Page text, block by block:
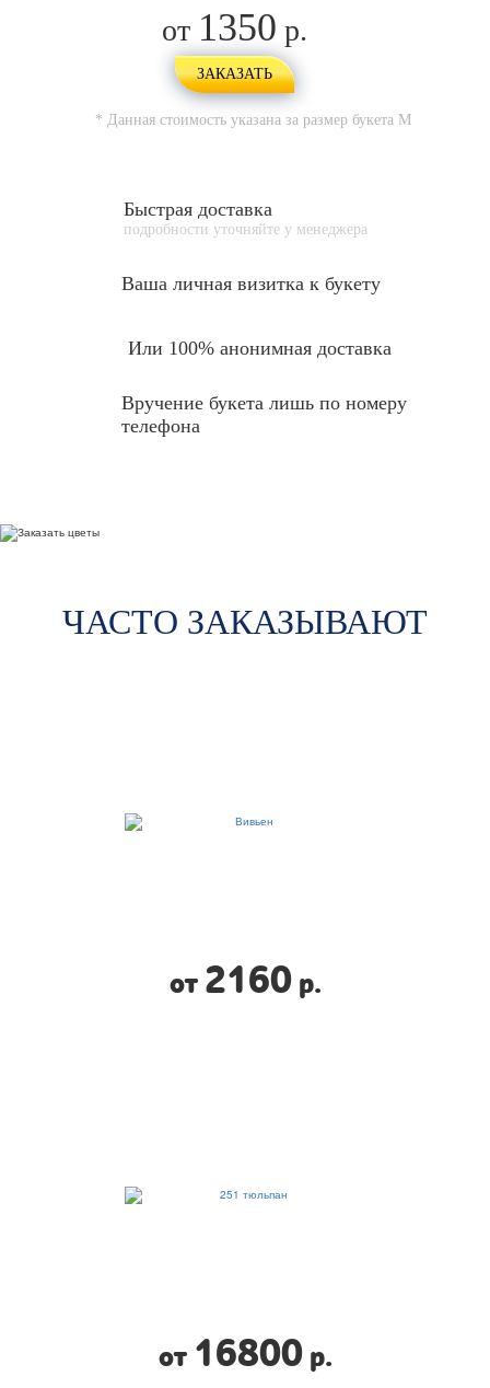
от 1350 р.
ЗАКАЗАТЬ
* Данная стоимость указана за размер букета M
Быстрая доставка
подробности уточняйте у менеджера
Ваша личная визитка к букету
Или 100% анонимная доставка
Вручение букета лишь по номеру
телефона
ЧАСТО ЗАКАЗЫВАЮТ
от 2160р.
от 16800р.